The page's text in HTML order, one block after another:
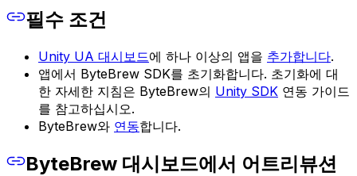
필수 조건
Unity UA 대시보드에 하나 이상의 앱을 추가합니다.
앱에서 ByteBrew SDK를 초기화합니다. 초기화에 대
한 자세한 지침은 ByteBrew의 Unity SDK 연동 가이드
를 참고하십시오.
ByteBrew와 연동합니다.
ByteBrew 대시보드에서 어트리뷰션